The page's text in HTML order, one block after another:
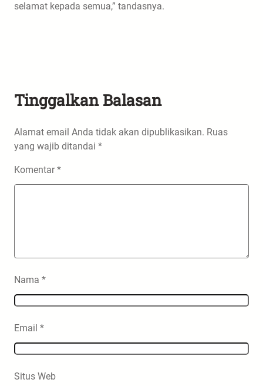
selamat kepada semua,” tandasnya.
Tinggalkan Balasan
Alamat email Anda tidak akan dipublikasikan. Ruas
yang wajib ditandai *
Komentar*
Nama *
Email *
Situs Web